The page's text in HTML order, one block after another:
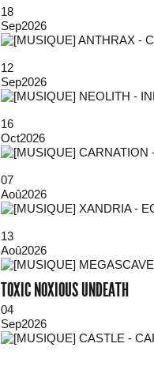
18
Sep2026
12
Sep2026
16
Oct2026
07
Aoû2026
13
Aoû2026
TOXIC NOXIOUS UNDEATH
04
Sep2026